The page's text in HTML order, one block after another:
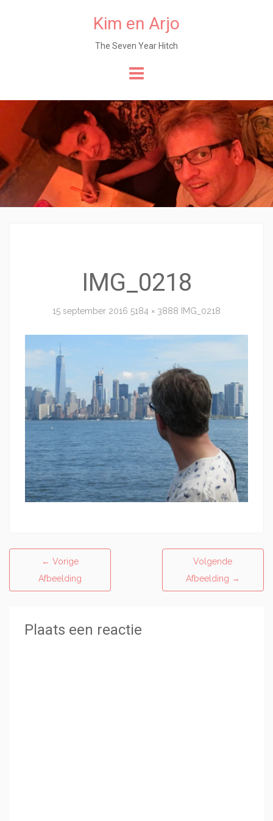
Kim en Arjo
The Seven Year Hitch
content
IMG_0218
15 september 2016 5184 × 3888 IMG_0218
← Vorige
Afbeelding
Volgende
Afbeelding →
Plaats een reactie